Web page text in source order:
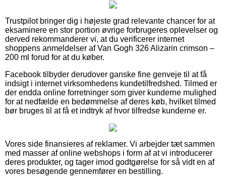
Trustpilot bringer dig i højeste grad relevante chancer for at
eksaminere en stor portion øvrige forbrugeres oplevelser og
derved rekommanderer vi, at du verificerer internet
shoppens anmeldelser af Van Gogh 326 Alizarin crimson –
200 ml forud for at du køber.
Facebook tilbyder derudover ganske fine genveje til at få
indsigt i internet virksomhedens kundetilfredshed. Tilmed er
der endda online forretninger som giver kunderne mulighed
for at nedfælde en bedømmelse af deres køb, hvilket tilmed
bør bruges til at få et indtryk af hvor tilfredse kunderne er.
Vores side finansieres af reklamer. Vi arbejder tæt sammen
med masser af online webshops i form af at vi introducerer
deres produkter, og tager imod godtgørelse for så vidt en af
vores besøgende gennemfører en bestilling.